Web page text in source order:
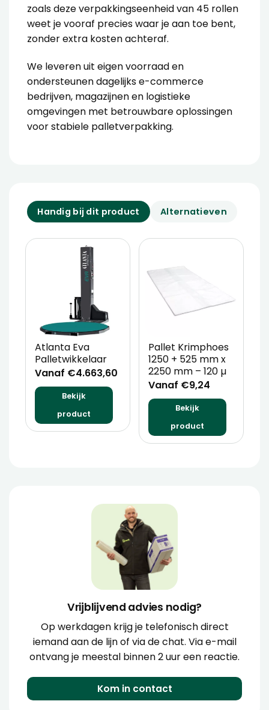
zoals deze verpakkingseenheid van 45 rollen
weet je vooraf precies waar je aan toe bent,
zonder extra kosten achteraf.
We leveren uit eigen voorraad en
ondersteunen dagelijks e-commerce
bedrijven, magazijnen en logistieke
omgevingen met betrouwbare oplossingen
voor stabiele palletverpakking.
Handig bij dit product Alternatieven
Atlanta Eva
Palletwikkelaar
Vanaf €4.663,60
Bekijk
product
Pallet Krimphoes
1250 + 525 mm x
2250 mm – 120 µ
Vanaf €9,24
Bekijk
product
Vrijblijvend advies nodig?
Op werkdagen krijg je telefonisch direct
iemand aan de lijn of via de chat. Via e-mail
ontvang je meestal binnen 2 uur een reactie.
Kom in contact